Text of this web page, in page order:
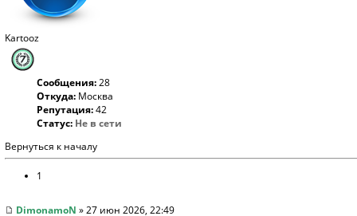
Kartooz
Сообщения:28
Откуда: Москва
Репутация:42
Статус: Не в сети
Вернуться к началу
1
DimonamoN » 27 июн 2026, 22:49